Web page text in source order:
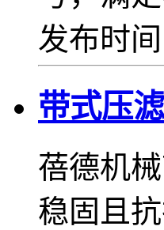
发布时
带式压
蓓德机
稳固且